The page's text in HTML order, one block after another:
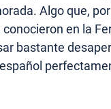
Algo que,
en la
bastante